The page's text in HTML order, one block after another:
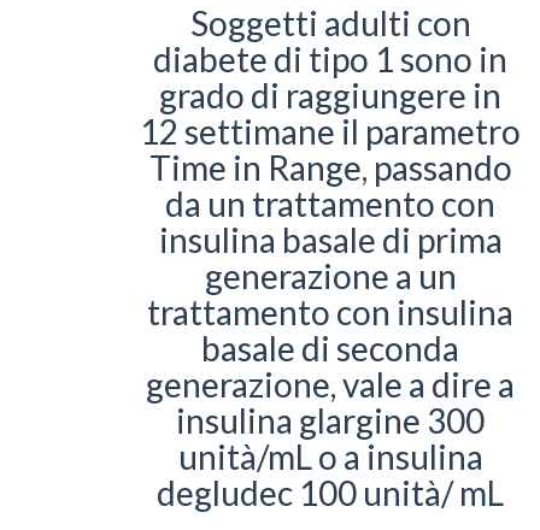
Soggetti adulti con
diabete di tipo 1 sono in
grado di raggiungere in
12 settimane il parametro
Time in Range, passando
da un trattamento con
insulina basale di prima
generazione a un
trattamento con insulina
basale di seconda
generazione, vale a dire a
insulina glargine 300
unità/mL o a insulina
degludec 100 unità/ mL